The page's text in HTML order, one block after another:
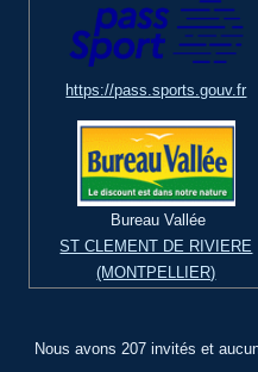
https://pass.sports.gouv.fr
Bureau Vallée
ST CLEMENT DE RIVIERE
(MONTPELLIER)
Nous avons 207 invités et